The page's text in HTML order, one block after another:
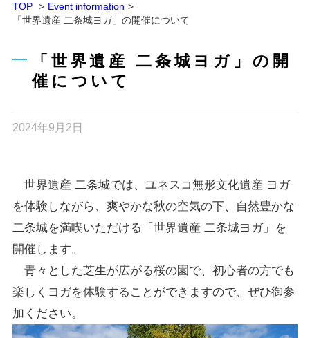
TOP
Event information
「世界遺産 二条城ヨガ」の開催について
「世界遺産 二条城ヨガ」の開
催について
2024年9月2日
世界遺産 二条城では、ユネスコ無形文化遺産 ヨガ
を体験しながら、爽やかな秋の空気の下、自然豊かな
二条城を満喫いただける「世界遺産 二条城ヨガ」を
開催します。
青々とした芝生が広がる桜の園で、初心者の方でも
楽しくヨガを体験することができますので、ぜひ御参
加ください。